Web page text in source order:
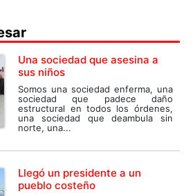
Una sociedad que asesina a
sus niños
Somos una sociedad enferma, una
sociedad que padece daño
estructural en todos los órdenes,
una sociedad que deambula sin
norte, una...
Llegó un presidente a un
pueblo costeño